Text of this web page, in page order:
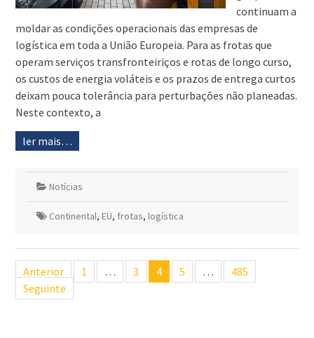
continuam a
moldar as condições operacionais das empresas de
logística em toda a União Europeia. Para as frotas que
operam serviços transfronteiriços e rotas de longo curso,
os custos de energia voláteis e os prazos de entrega curtos
deixam pouca tolerância para perturbações não planeadas.
Neste contexto, a
ler mais…
Notícias
Continental, EU, frotas, logística
Navegação
de
artigos
Anterior 1 … 3 4 5 …
485
Seguinte